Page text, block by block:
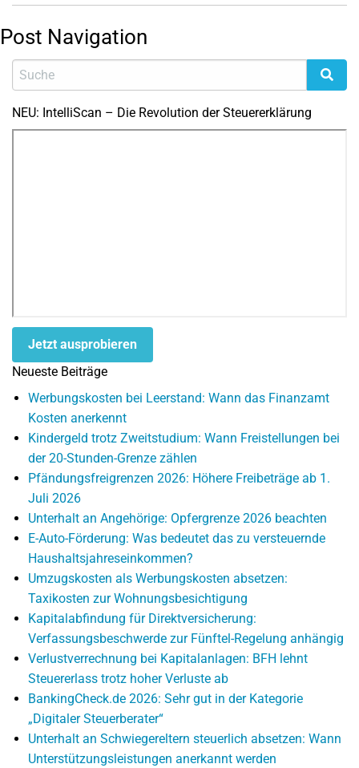
Post Navigation
NEU: IntelliScan – Die Revolution der Steuererklärung
Jetzt ausprobieren
Neueste Beiträge
Werbungskosten bei Leerstand: Wann das Finanzamt
Kosten anerkennt
Kindergeld trotz Zweitstudium: Wann Freistellungen bei
der 20-Stunden-Grenze zählen
Pfändungsfreigrenzen 2026: Höhere Freibeträge ab 1.
Juli 2026
Unterhalt an Angehörige: Opfergrenze 2026 beachten
E-Auto-Förderung: Was bedeutet das zu versteuernde
Haushaltsjahreseinkommen?
Umzugskosten als Werbungskosten absetzen:
Taxikosten zur Wohnungsbesichtigung
Kapitalabfindung für Direktversicherung:
Verfassungsbeschwerde zur Fünftel-Regelung anhängig
Verlustverrechnung bei Kapitalanlagen: BFH lehnt
Steuererlass trotz hoher Verluste ab
BankingCheck.de 2026: Sehr gut in der Kategorie
„Digitaler Steuerberater“
Unterhalt an Schwiegereltern steuerlich absetzen: Wann
Unterstützungsleistungen anerkannt werden